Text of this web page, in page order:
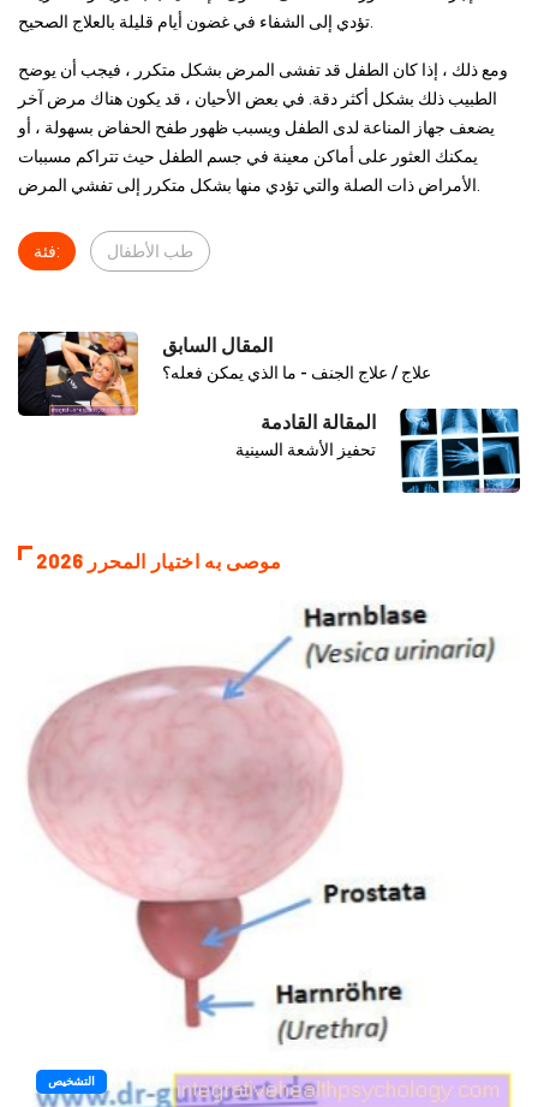
ومع ذلك ، إذا كان الطفل قد تفشى المرض بشكل متكرر ، فيجب أن يوضح
الطبيب ذلك بشكل أكثر دقة. في بعض الأحيان ، قد يكون هناك مرض آخر
يضعف جهاز المناعة لدى الطفل ويسبب ظهور طفح الحفاض بسهولة ، أو
يمكنك العثور على أماكن معينة في جسم الطفل حيث تتراكم مسببات
فئة: طب الأطفال
المقال السابق
علاج / علاج الجنف - ما الذي يمكن فعله؟
المقالة القادمة
تحفيز الأشعة السينية
موصى به اختيار المحرر 2026
التشخيص